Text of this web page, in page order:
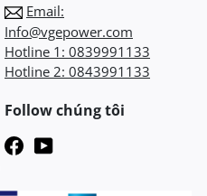
Email:
Info@vgepower.com
Hotline 1: 0839991133
Hotline 2: 0843991133
Follow chúng tôi